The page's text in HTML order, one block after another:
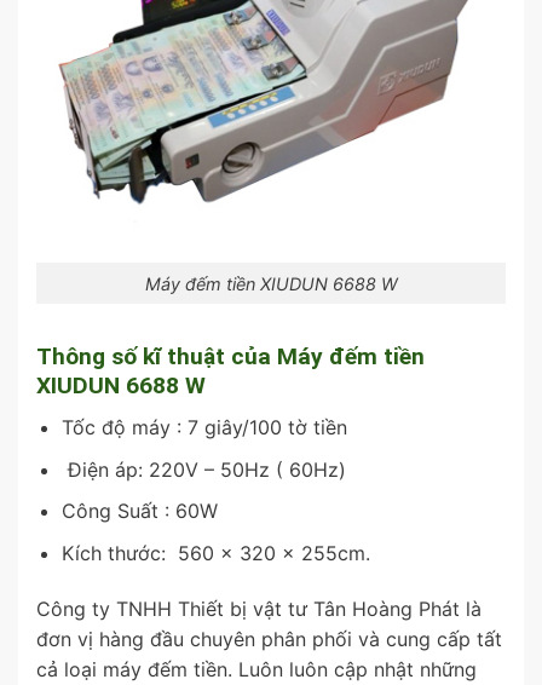
Máy đếm tiền XIUDUN 6688 W
Thông số kĩ thuật của Máy đếm tiền
XIUDUN 6688 W
Tốc độ máy : 7 giây/100 tờ tiền
Điện áp: 220V – 50Hz ( 60Hz)
Công Suất : 60W
Kích thước: 560 x 320 x 255cm.
Công ty TNHH Thiết bị vật tư Tân Hoàng Phát là
đơn vị hàng đầu chuyên phân phối và cung cấp tất
cả loại máy đếm tiền. Luôn luôn cập nhật những